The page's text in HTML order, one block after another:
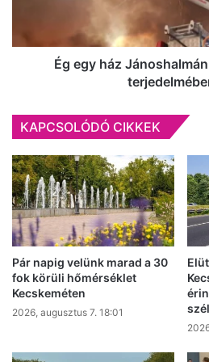
ég
Ég egy ház
KAPCSOLÓDÓ CIKKEK
Pár napig velünk marad a 30
fok körüli hőmérséklet
Kecskeméten
2026, augusztus 7. 18:01